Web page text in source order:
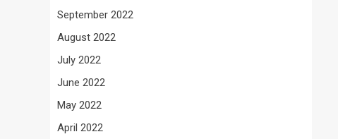
September 2022
August 2022
July 2022
June 2022
May 2022
April 2022